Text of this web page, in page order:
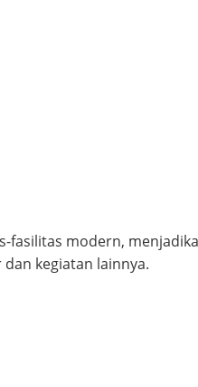
fasilitas modern,
kegiatan lainnya.